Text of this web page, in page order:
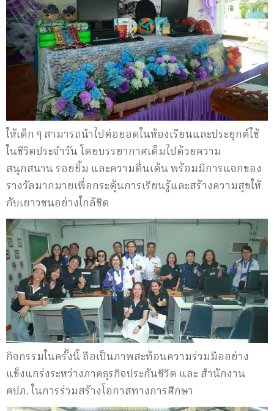
ให้เด็ก ๆ สามารถนำไปต่อยอดในห้องเรียนและประยุกต์ใช้
ในชีวิตประจำวัน โดยบรรยากาศเต็มไปด้วยความ
สนุกสนาน รอยยิ้ม และความตื่นเต้น พร้อมมีการแจกของ
รางวัลมากมายเพื่อกระตุ้นการเรียนรู้และสร้างความสุขให้
กับเยาวชนอย่างใกล้ชิด
กิจกรรมในครั้งนี้ ถือเป็นภาพสะท้อนความร่วมมืออย่าง
แข็งแกร่งระหว่างภาคธุรกิจประกันชีวิต และ สำนักงาน
คปภ. ในการร่วมสร้างโอกาสทางการศึกษา